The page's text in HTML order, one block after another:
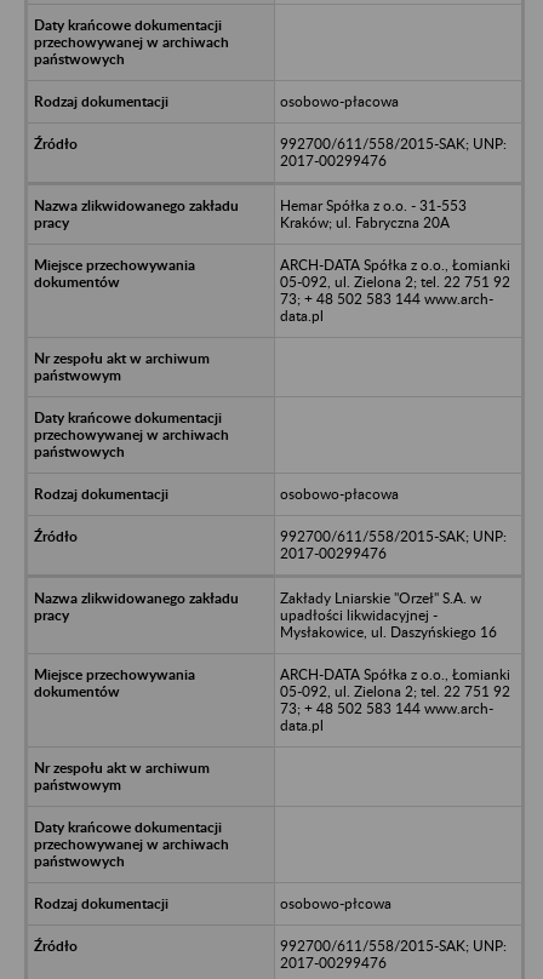
osobowo-płacowa
992700/611/558/2015-SAK; UNP:
2017-00299476
Hemar Spółka z o.o. - 31-553
Kraków; ul. Fabryczna 20A
ARCH-DATA Spółka z o.o., Łomianki
05-092, ul. Zielona 2; tel. 22 751 92
73; + 48 502 583 144 www.arch-
data.pl
osobowo-płacowa
992700/611/558/2015-SAK; UNP:
2017-00299476
Zakłady Lniarskie "Orzeł" S.A. w
upadłości likwidacyjnej -
Mysłakowice, ul. Daszyńskiego 16
ARCH-DATA Spółka z o.o., Łomianki
05-092, ul. Zielona 2; tel. 22 751 92
73; + 48 502 583 144 www.arch-
data.pl
osobowo-płcowa
992700/611/558/2015-SAK; UNP:
2017-00299476